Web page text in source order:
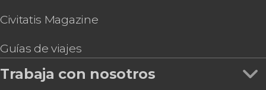
Civitatis Magazine
Guías de viajes
Trabaja con nosotros